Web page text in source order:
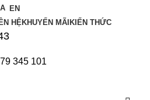
EN
HỆKHUYẾN MÃI KIẾN THỨC
345 101